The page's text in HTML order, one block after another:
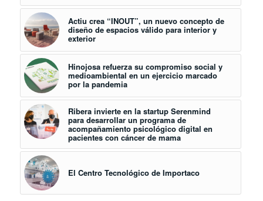
Actiu crea “INOUT”, un nuevo concepto de
diseño de espacios válido para interior y
exterior
Hinojosa refuerza su compromiso social y
medioambiental en un ejercicio marcado
por la pandemia
Ribera invierte en la startup Serenmind
para desarrollar un programa de
acompañamiento psicológico digital en
pacientes con cáncer de mama
El Centro Tecnológico de Importaco